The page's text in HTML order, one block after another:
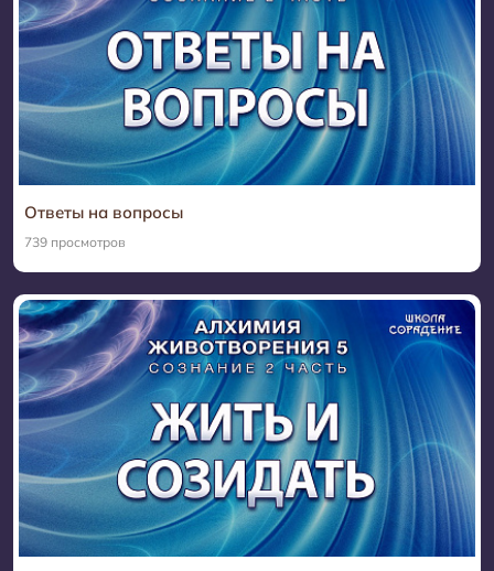
Ответы на вопросы
739 просмотров